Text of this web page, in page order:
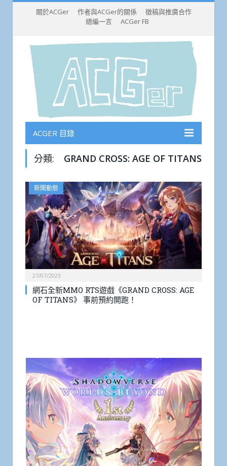
關於ACGer 作者與ACGer的關係
徵稿與推廣合作
總編一言
ACGer FB
ACGER 目錄
分類: GRAND CROSS: AGE OF TITANS
新聞動態
27/07/2023
網石全新MMO RTS遊戲《GRAND CROSS: AGE
OF TITANS》 事前預約開跑！